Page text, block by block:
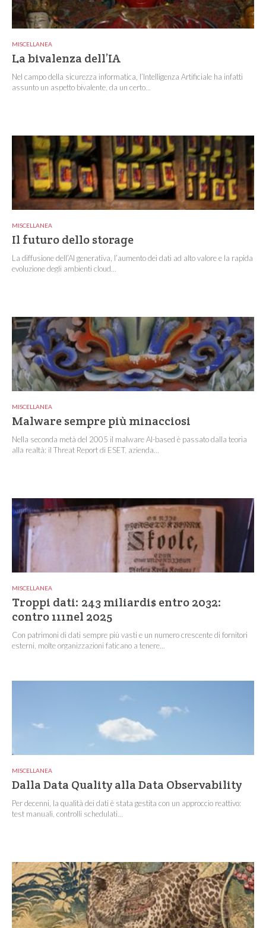
MISCELLANEA
La bivalenza dell’IA
Nel campo della sicurezza informatica, l’Intelligenza Artificiale ha infatti
assunto un aspetto bivalente, da un certo...
MISCELLANEA
Il futuro dello storage
La diffusione dell’AI generativa, l’aumento dei dati ad alto valore e la rapida
evoluzione degli ambienti cloud...
MISCELLANEA
Malware sempre più minacciosi
Nella seconda metà del 2005 il malware AI-based è passato dalla teoria
alla realtà: il Threat Report di ESET, azienda...
MISCELLANEA
Troppi dati: 243 miliardi$ entro 2032:
contro 111nel 2025
Con patrimoni di dati sempre più vasti e un numero crescente di fornitori
esterni, molte organizzazioni faticano a tenere...
MISCELLANEA
Dalla Data Quality alla Data Observability
Per decenni, la qualità dei dati è stata gestita con un approccio reattivo:
test manuali, controlli schedulati...